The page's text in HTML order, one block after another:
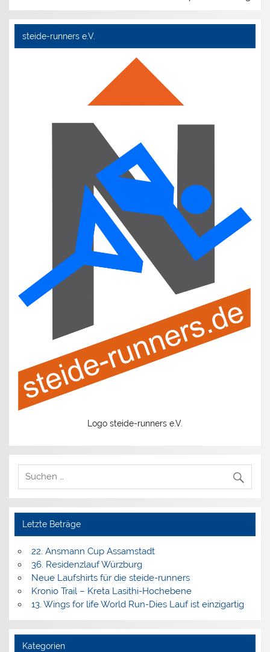
steide-runners e.V.
Logo steide-runners e.V.
Letzte Beträge
22. Ansmann Cup Assamstadt
36. Residenzlauf Würzburg
Neue Laufshirts für die steide-runners
Kronio Trail – Kreta Lasithi-Hochebene
13. Wings for life World Run-Dies Lauf ist einzigartig
Kategorien